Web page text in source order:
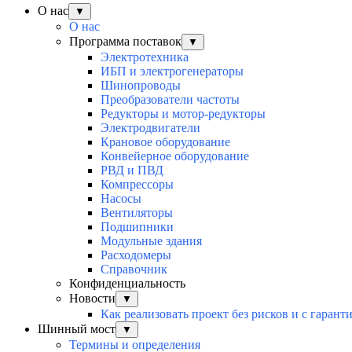
О нас
▼
О нас
Программа поставок
▼
Электротехника
ИБП и электрогенераторы
Шинопроводы
Преобразователи частоты
Редукторы и мотор-редукторы
Электродвигатели
Крановое оборудование
Конвейерное оборудование
РВД и ПВД
Компрессоры
Насосы
Вентиляторы
Подшипники
Модульные здания
Расходомеры
Справочник
Конфиденциальность
Новости
▼
Как реализовать проект без рисков и с
Шинный мост
▼
Термины и определения